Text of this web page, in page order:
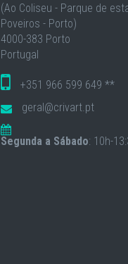
(Ao Coliseu - Parque de
Poveiros - Porto)
4000-383 Porto
Portugal
+351 966 599 649 **
geral@crivart.pt
Segunda a Sábado: 10h-